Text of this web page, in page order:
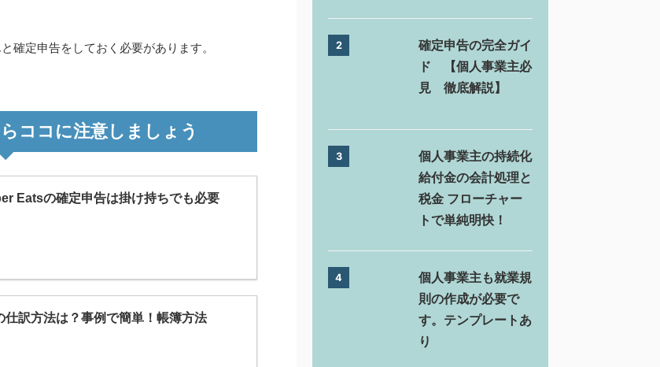
確定申告をしておく必要があります。
ココに注意しましょう
Eatsの確定申告は掛け持ちでも必要
訳方法は？事例で簡単！帳簿方法
2
確定申告の完全ガイ
ド 【個人事業主必
見 徹底解説】
3
個人事業主の持続化
給付金の会計処理と
税金 フローチャー
トで単純明快！
4
個人事業主も就業規
則の作成が必要で
す。テンプレートあ
り